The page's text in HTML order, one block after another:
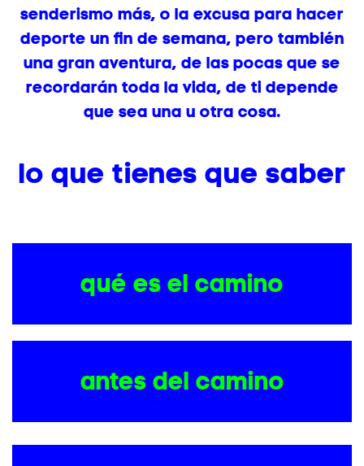
senderismo más, o la excusa para hacer
deporte un fin de semana, pero también
una gran aventura, de las pocas que se
recordarán toda la vida, de ti depende
que sea una u otra cosa.
lo que tienes que saber
qué es el camino
antes del camino